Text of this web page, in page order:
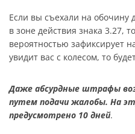
Если вы съехали на обочину
в зоне действия знака 3.27,
вероятностью зафиксирует
увидит вас с колесом, то
Даже абсурдные штрафы
путем подачи жалобы. На
предусмотрено 10 дней.